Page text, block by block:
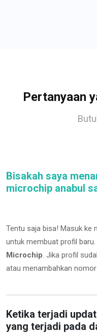
Pertanyaan
Bisakah saya
microchip anabul
Tentu saja bisa! Masuk ke
untuk membuat profil
Microchip. Jika profil
atau menambahkan
Ketika terjadi
yang terjadi pada